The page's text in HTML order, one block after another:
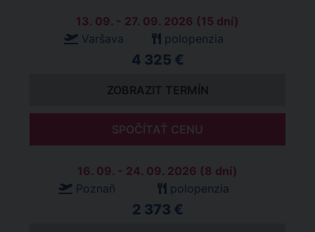
13. 09. - 27. 09. 2026 (15 dní)
Varšava
polopenzia
4 325 €
ZOBRAZIT TERMÍN
SPOČÍTAŤ CENU
16. 09. - 24. 09. 2026 (8 dní)
Poznaň
polopenzia
2 373 €